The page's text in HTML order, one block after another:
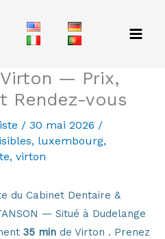
— Prix,
Rendez-vous
/ 30 mai 2026 /
, luxembourg,
, virton
du Cabinet Dentaire &
— Situé à Dudelange
35 minde Virton . Prenez